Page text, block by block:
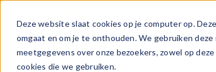
Deze website slaat cookies op je computer op.
omgaat en om je te onthouden. We gebruiken
meetgegevens over onze bezoekers, zowel op
cookies die we gebruiken.
naar
inhoud